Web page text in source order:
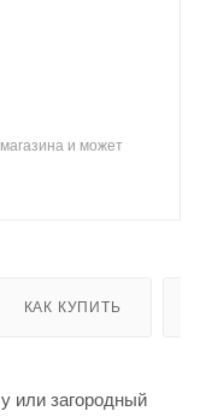
и может
КАК КУПИТЬ
или загородный